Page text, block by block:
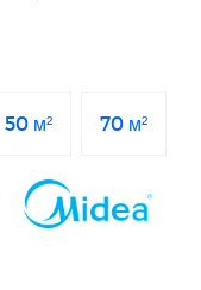
50 м² 70 м²